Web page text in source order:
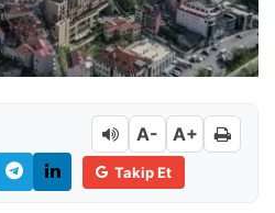
A- A+
Takip Et